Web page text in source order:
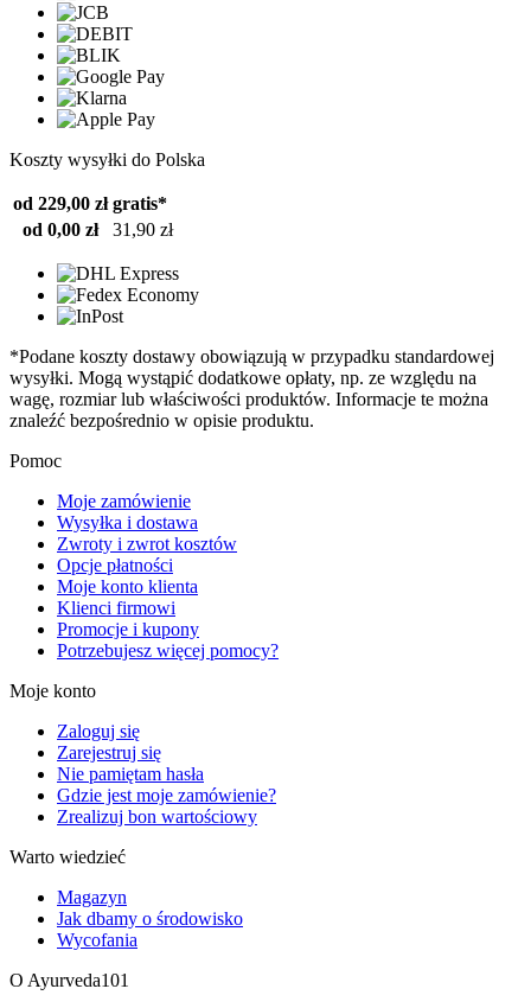
Koszty wysyłki do Polska
od 229,00 zł gratis*
od 0,00 zł
31,90 zł
*Podane koszty dostawy obowiązują w przypadku standardowej
wysyłki. Mogą wystąpić dodatkowe opłaty, np. ze względu na
wagę, rozmiar lub właściwości produktów. Informacje te można
znaleźć bezpośrednio w opisie produktu.
Pomoc
Moje zamówienie
Wysyłka i dostawa
Zwroty i zwrot kosztów
Opcje płatności
Moje konto klienta
Klienci firmowi
Promocje i kupony
Potrzebujesz więcej pomocy?
Moje konto
Zaloguj się
Zarejestruj się
Nie pamiętam hasła
Gdzie jest moje zamówienie?
Zrealizuj bon wartościowy
Warto wiedzieć
Magazyn
Jak dbamy o środowisko
Wycofania
O Ayurveda101